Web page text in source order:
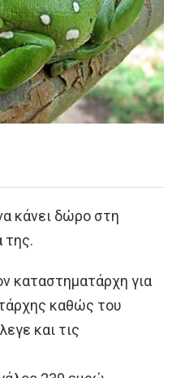
κάνει δώρο στη
της.
καταστηματάρχη για
καθώς του
και τις